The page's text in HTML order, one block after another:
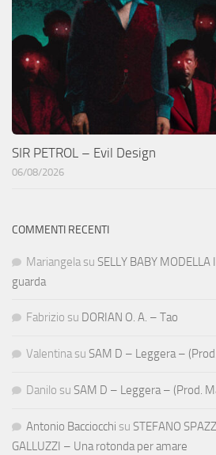
SIR PETROL – Evil Design
06/08/2026
COMMENTI RECENTI
Mariangela su SELLY BABY
guarda
Fabrizio su DORIAN O. A. – Tao
Valentina su SAM D – Leggera –
Danilo su SAM D – Leggera – (Prod.
Antonio Bacciocchi su STEFANO
GALLUZZI – Una rotonda per amare